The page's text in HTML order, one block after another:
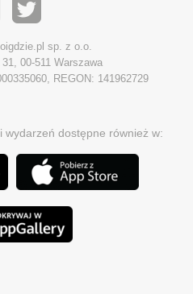
sp. z o.o.
00-511 Warszawa
REGON: 141962729
dostępne również w: